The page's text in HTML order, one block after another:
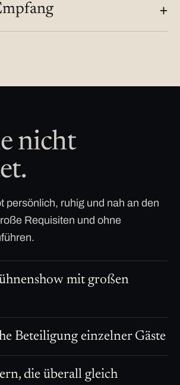
nicht
persönlich, ruhig und nah an den
Requisiten und ohne
mit großen
Beteiligung einzelner Gäste
die überall gleich